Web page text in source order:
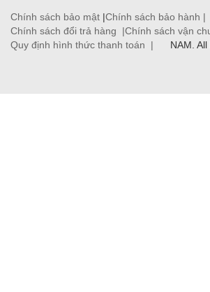
Chính sách bảo mật |Chính sách bảo hành |
Chính sách đổi trả hàng |Chính sách vận
Quy định hình thức thanh toán |
NAM.